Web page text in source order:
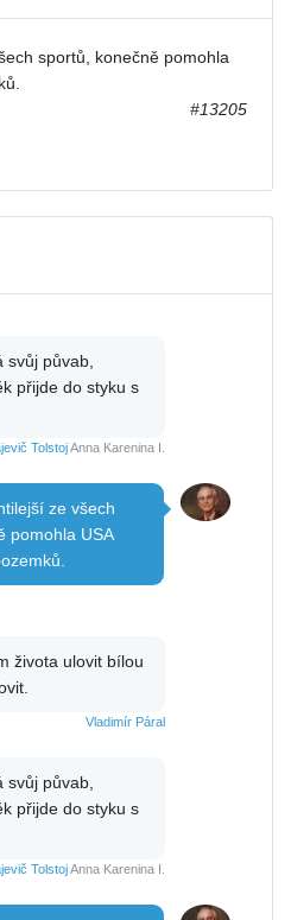
sportů, konečně pomohla
#13205
svůj půvab,
přijde do styku s
TolstojAnna Karenina I.
ze všech
pomohla USA
života ulovit bílou
Vladimír Páral
svůj půvab,
přijde do styku s
TolstojAnna Karenina I.